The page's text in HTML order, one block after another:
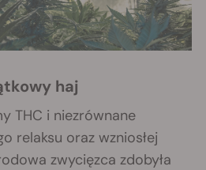
haj
THC i niezrównane
relaksu oraz wzniosłej
zwycięzca zdobyła